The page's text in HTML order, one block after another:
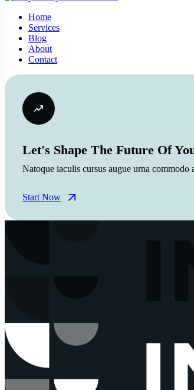
Home
Services
Blog
About
Contact
Let's Shape The Future Of
Natoque iaculis cursus augue urna
Start Now